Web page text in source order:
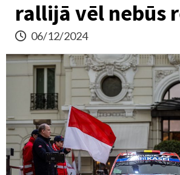
rallijā vēl nebūs
06/12/2024